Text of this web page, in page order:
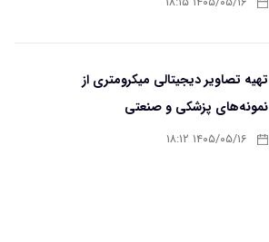
تهیه تصاویر دیجیتالی میکرومتری از
نمونه‌های پزشکی و صنعتی
۱۴۰۵/۰۵/۱۶ ۱۸:۱۲